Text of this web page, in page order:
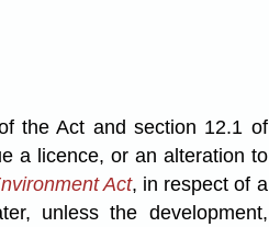
the Act and section 12.1 of
a licence, or an alteration to
Act, in respect of a
unless the development,